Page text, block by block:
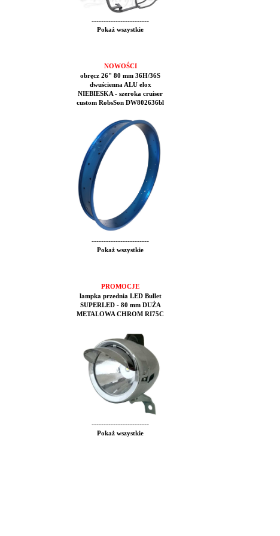
------------------------
Pokaż wszystkie
NOWOŚCI
obręcz 26" 80 mm 36H/36S
dwuścienna ALU elox
NIEBIESKA - szeroka cruiser
custom RobsSon DW802636bl
------------------------
Pokaż wszystkie
PROMOCJE
lampka przednia LED Bullet
SUPERLED - 80 mm DUŻA
METALOWA CHROM RI75C
------------------------
Pokaż wszystkie